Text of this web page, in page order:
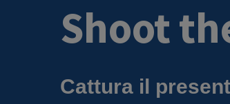
Shoot
Cattura il